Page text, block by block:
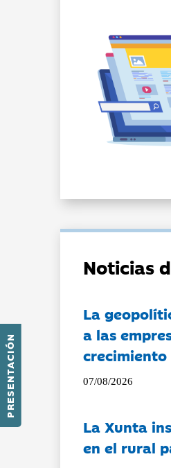
PRESENTACIÓN
Noticias
La
a las
07/08/2026
La Xunta
en el rural